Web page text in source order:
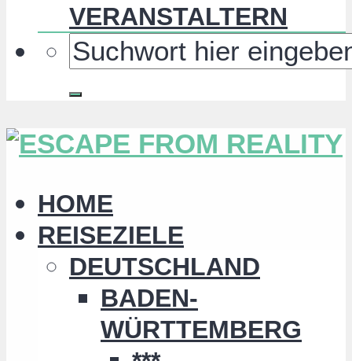
VERANSTALTERN
HOME
REISEZIELE
DEUTSCHLAND
BADEN-
WÜRTTEMBERG